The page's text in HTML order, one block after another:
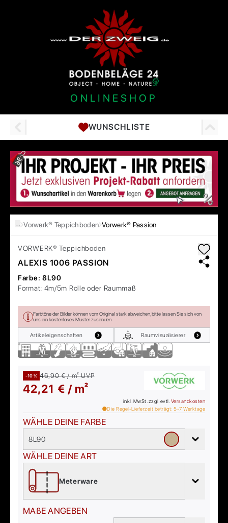
ONLINESHOP
WUNSCHLISTE
… Vorwerk® Teppichboden Vorwerk® Passion
VORWERK® Teppichboden
ALEXIS 1006 PASSION
Farbe: 8L90
Format: 4m/5m Rolle oder Raummaß
Farbtöne der Bilder können vom Original stark abweichen, bitte lassen Sie sich von
uns ein kostenloses Muster zusenden.
Artikeleigenschaften Raumvisualisierer
-10 % 46,90 € / m²UVP
42,21 € / m²
inkl. MwSt. zzgl. evtl. Versandkosten
Die Regel-Lieferzeit beträgt: 5-7 Werktage
WÄHLE DEINE FARBE
8L90
WÄHLE DEINE ART
Meterware
MAßE ANGEBEN